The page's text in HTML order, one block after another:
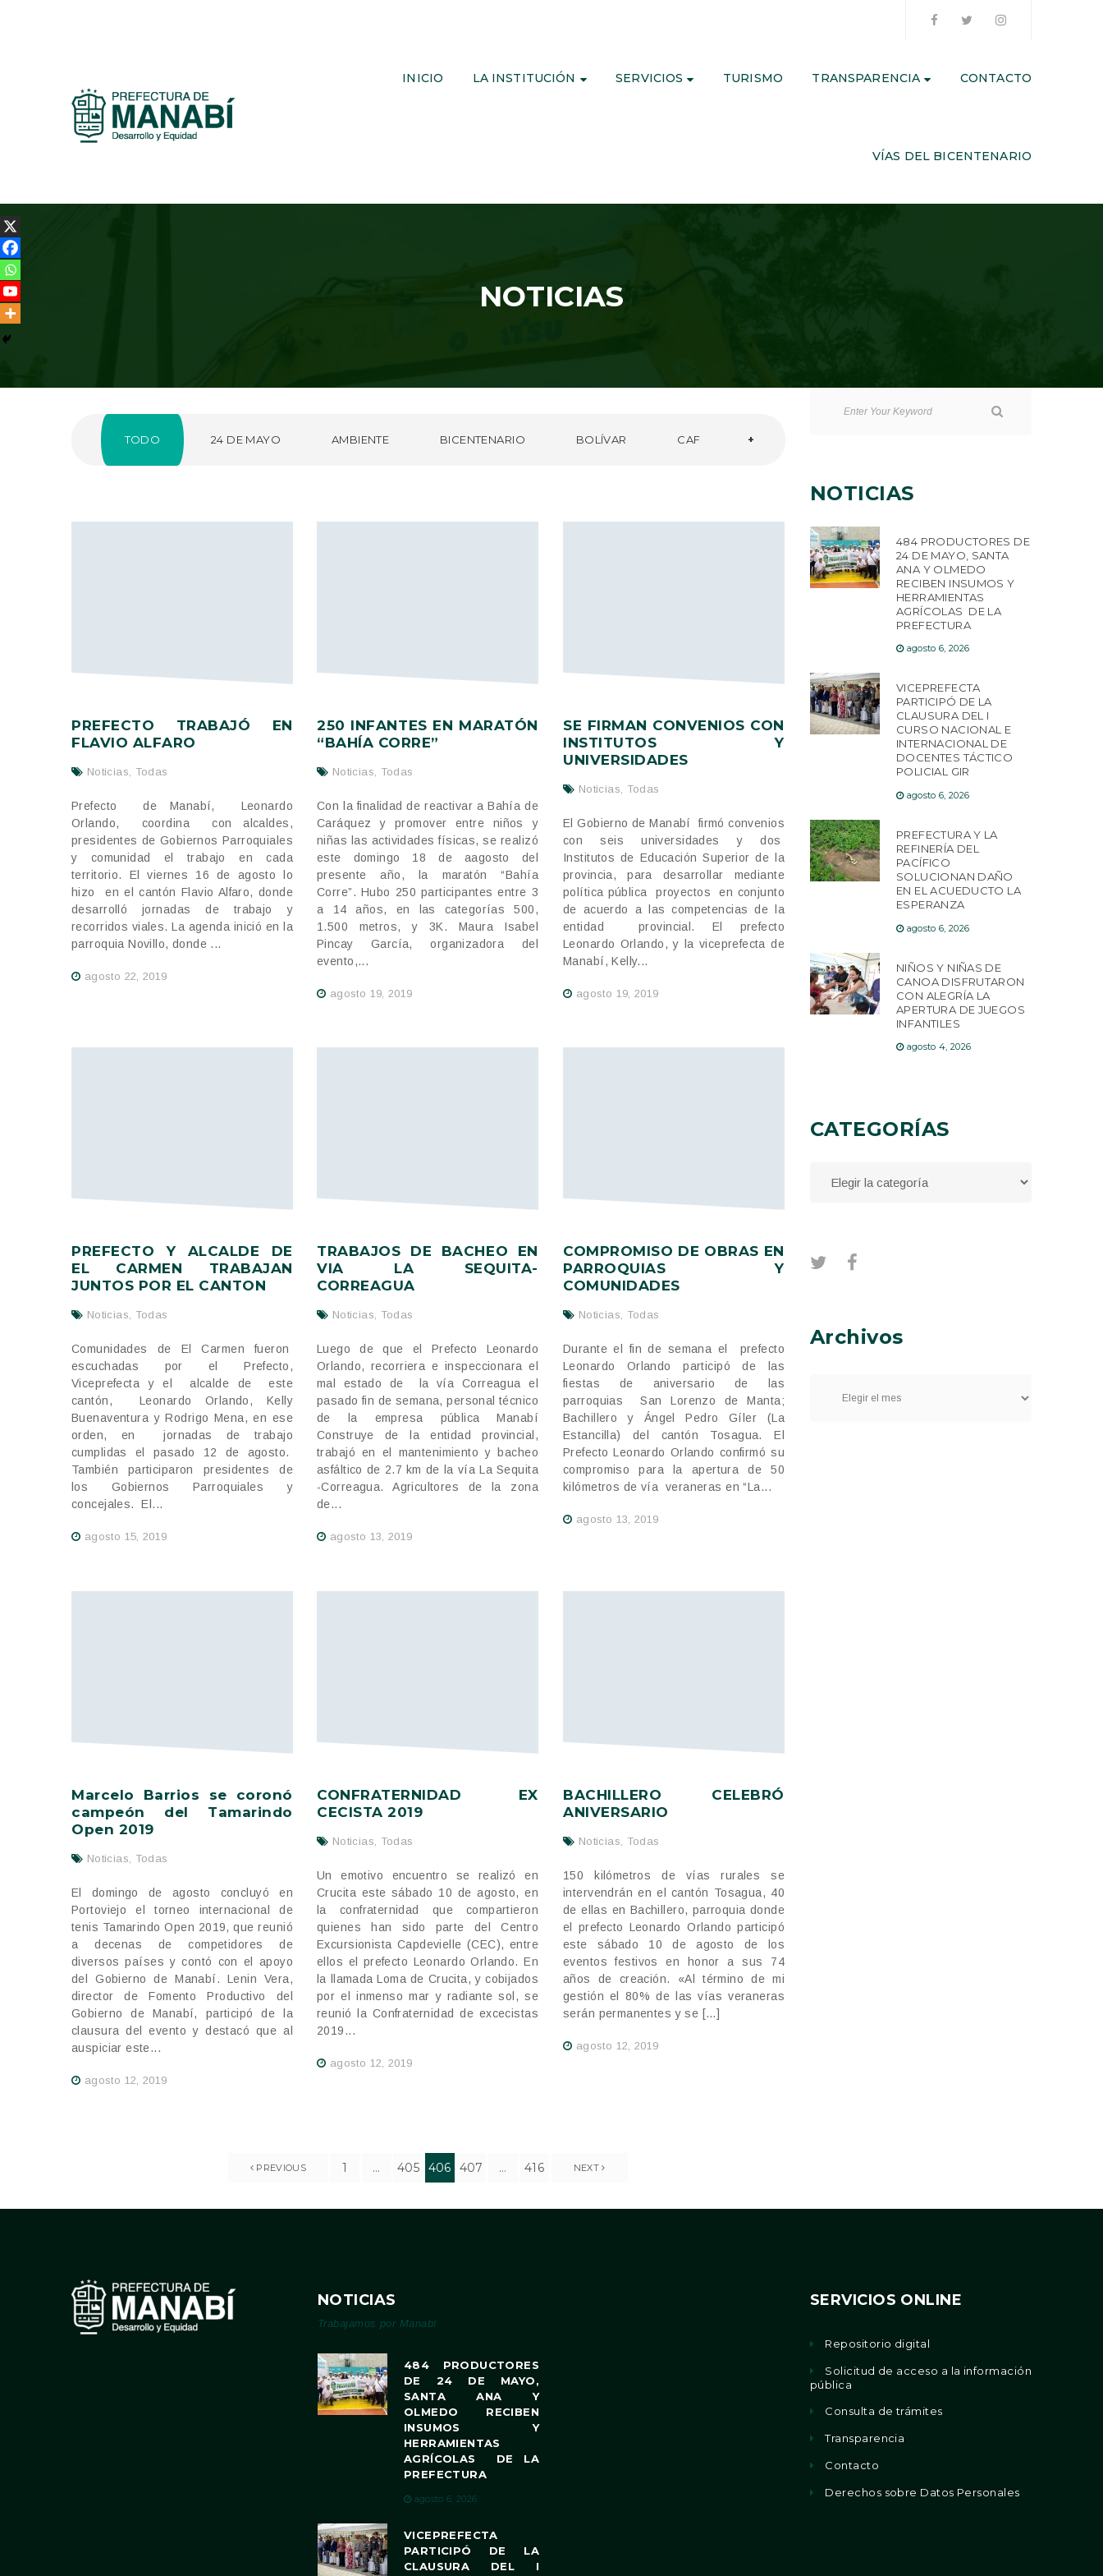
INICIO LA INSTITUCIÓN SERVICIOS TURISMO TRANSPARENCIA CONTACTO
VÍAS DEL BICENTENARIO
NOTICIAS
TODO 24 DE MAYO AMBIENTE BICENTENARIO BOLÍVAR CAF +
PREFECTO TRABAJÓ EN
FLAVIO ALFARO
Noticias Todas
agosto 22, 2019
Prefecto de Manabí, Leonardo
Orlando, coordina con alcaldes,
presidentes de Gobiernos Parroquiales
y comunidad el trabajo en cada
territorio. El viernes 16 de agosto lo
hizo en el cantón Flavio Alfaro, donde
desarrolló jornadas de trabajo y
recorridos viales. La agenda inició en la
parroquia Novillo, donde ...
250 INFANTES EN MARATÓN
“BAHÍA CORRE”
Noticias Todas
agosto 19, 2019
Con la finalidad de reactivar a Bahía de
Caráquez y promover entre niños y
niñas las actividades físicas, se realizó
este domingo 18 de aagosto del
presente año, la maratón “Bahía
Corre”. Hubo 250 participantes entre 3
a 14 años, en las categorías 500,
1.500 metros, y 3K. Maura Isabel
Pincay García, organizadora del
evento,...
SE FIRMAN CONVENIOS CON
INSTITUTOS Y
UNIVERSIDADES
Noticias Todas
agosto 19, 2019
El Gobierno de Manabí firmó convenios
con seis universidades y dos
Institutos de Educación Superior de la
provincia, para desarrollar mediante
política pública proyectos en conjunto
de acuerdo a las competencias de la
entidad provincial. El prefecto
Leonardo Orlando, y la viceprefecta de
Manabí, Kelly...
PREFECTO Y ALCALDE DE
EL CARMEN TRABAJAN
JUNTOS POR EL CANTON
Noticias Todas
agosto 15, 2019
Comunidades de El Carmen fueron
escuchadas por el Prefecto,
Viceprefecta y el alcalde de este
cantón, Leonardo Orlando, Kelly
Buenaventura y Rodrigo Mena, en ese
orden, en jornadas de trabajo
cumplidas el pasado 12 de agosto.
También participaron presidentes de
los Gobiernos Parroquiales y
concejales. El...
TRABAJOS DE BACHEO EN
VIA LA SEQUITA-
CORREAGUA
Noticias Todas
agosto 13, 2019
Luego de que el Prefecto Leonardo
Orlando, recorriera e inspeccionara el
mal estado de la vía Correagua el
pasado fin de semana, personal técnico
de la empresa pública Manabí
Construye de la entidad provincial,
trabajó en el mantenimiento y bacheo
asfáltico de 2.7 km de la vía La Sequita
-Correagua. Agricultores de la zona
de...
COMPROMISO DE OBRAS EN
PARROQUIAS Y
COMUNIDADES
Noticias Todas
agosto 13, 2019
Durante el fin de semana el prefecto
Leonardo Orlando participó de las
fiestas de aniversario de las
parroquias San Lorenzo de Manta;
Bachillero y Ángel Pedro Gíler (La
Estancilla) del cantón Tosagua. El
Prefecto Leonardo Orlando confirmó su
compromiso para la apertura de 50
kilómetros de vía veraneras en “La...
Marcelo Barrios se coronó
campeón del Tamarindo
Open 2019
Noticias Todas
agosto 12, 2019
El domingo de agosto concluyó en
Portoviejo el torneo internacional de
tenis Tamarindo Open 2019, que reunió
a decenas de competidores de
diversos países y contó con el apoyo
del Gobierno de Manabí. Lenin Vera,
director de Fomento Productivo del
Gobierno de Manabí, participó de la
clausura del evento y destacó que al
auspiciar este...
CONFRATERNIDAD EX
CECISTA 2019
Noticias Todas
agosto 12, 2019
Un emotivo encuentro se realizó en
Crucita este sábado 10 de agosto, en
la confraternidad que compartieron
quienes han sido parte del Centro
Excursionista Capdevielle (CEC), entre
ellos el prefecto Leonardo Orlando. En
la llamada Loma de Crucita, y cobijados
por el inmenso mar y radiante sol, se
reunió la Confraternidad de excecistas
2019...
BACHILLERO CELEBRÓ
ANIVERSARIO
Noticias Todas
agosto 12, 2019
150 kilómetros de vías rurales se
intervendrán en el cantón Tosagua, 40
de ellas en Bachillero, parroquia donde
el prefecto Leonardo Orlando participó
este sábado 10 de agosto de los
eventos festivos en honor a sus 74
años de creación. «Al término de mi
gestión el 80% de las vías veraneras
serán permanentes y se […]
PREVIOUS 1 … 405 406 407 … 416 NEXT
NOTICIAS
484 PRODUCTORES DE
24 DE MAYO, SANTA
ANA Y OLMEDO
RECIBEN INSUMOS Y
HERRAMIENTAS
AGRÍCOLAS DE LA
PREFECTURA
agosto 6, 2026
VICEPREFECTA
PARTICIPÓ DE LA
CLAUSURA DEL I
CURSO NACIONAL E
INTERNACIONAL DE
DOCENTES TÁCTICO
POLICIAL GIR
agosto 6, 2026
PREFECTURA Y LA
REFINERÍA DEL
PACÍFICO
SOLUCIONAN DAÑO
EN EL ACUEDUCTO LA
ESPERANZA
agosto 6, 2026
NIÑOS Y NIÑAS DE
CANOA DISFRUTARON
CON ALEGRÍA LA
APERTURA DE JUEGOS
INFANTILES
agosto 4, 2026
CATEGORÍAS
Archivos
NOTICIAS
Trabajamos por Manabí
484 PRODUCTORES
DE 24 DE MAYO,
SANTA ANA Y
OLMEDO RECIBEN
INSUMOS Y
HERRAMIENTAS
AGRÍCOLAS DE LA
PREFECTURA
agosto 6, 2026
VICEPREFECTA
PARTICIPÓ DE LA
CLAUSURA DEL I
SERVICIOS ONLINE
Repositorio digital
Solicitud de acceso a la información
pública
Consulta de trámites
Transparencia
Contacto
Derechos sobre Datos Personales